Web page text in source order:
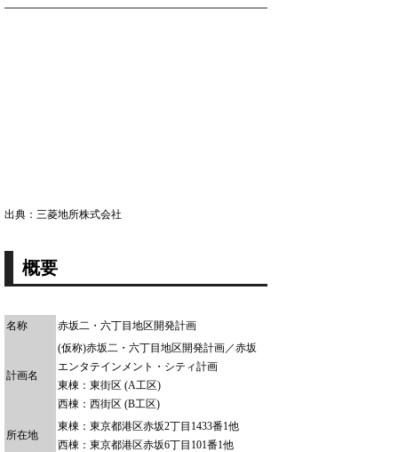
出典：三菱地所株式会社
概要
名称 赤坂二・六丁目地区開発計画
計画名
(仮称)赤坂二・六丁目地区開発計画／赤坂
エンタテインメント・シティ計画
東棟：東街区 (A工区)
西棟：西街区 (B工区)
所在地
東棟：東京都港区赤坂2丁目1433番1他
西棟：東京都港区赤坂6丁目101番1他